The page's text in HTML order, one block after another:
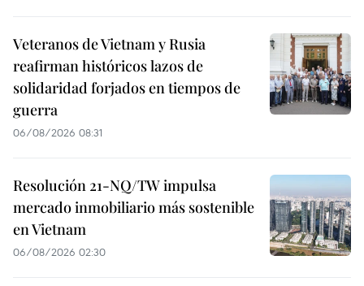
Veteranos de Vietnam y Rusia
reafirman históricos lazos de
solidaridad forjados en tiempos de
guerra
06/08/2026 08:31
Resolución 21-NQ/TW impulsa
mercado inmobiliario más sostenible
en Vietnam
06/08/2026 02:30